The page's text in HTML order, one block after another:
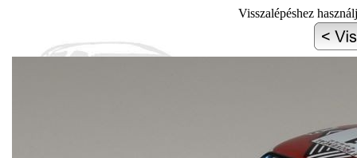
Visszalépéshez